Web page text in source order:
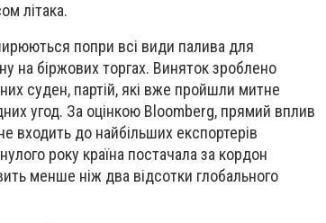
літака.
попри всі види палива для
на біржових торгах. Виняток зроблено
суден, партій, які вже пройшли митне
угод. За оцінкою Bloomberg, прямий вплив
входить до найбільших експортерів
року країна постачала за кордон
менше ніж два відсотки глобального